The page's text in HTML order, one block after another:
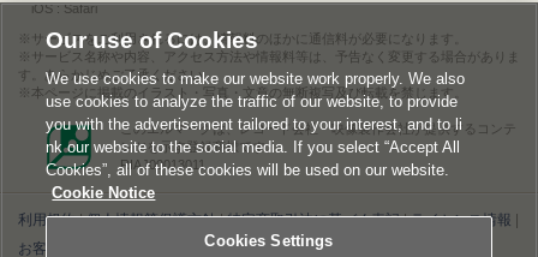
iOS : Safari
サービスをご利用されるには、情報料のほかに通信料が必要になります。
サービス名称や内容、アクセス方法や情報料等は、予告なく変更する場合がありま
す。あらかじめご了承ください。
本ページに掲載のイラスト・写真・文章の無断複写及び転載を禁じます。
このエルマークは、レコード会社・映像製作会社が提供するコンテ
ンツを示す登録商標です。
RIAJ00013011
利用規約|個人情報等保護方針|特定商取引法に基づく表記|ライセンス情報
お客様情報の外部送信について|Cookies Settings
Our use of Cookies
We use cookies to make our website work properly. We also
use cookies to analyze the traffic of our website, to provide
you with the advertisement tailored to your interest, and to li
nk our website to the social media. If you select “Accept All
Cookies”, all of these cookies will be used on our website.
Cookie Notice
Cookies Settings